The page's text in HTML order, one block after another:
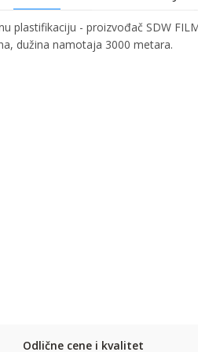
plastifikaciju - proizvođač SDW
dužina namotaja 3000 metara.
Odlične cene i kvalitet